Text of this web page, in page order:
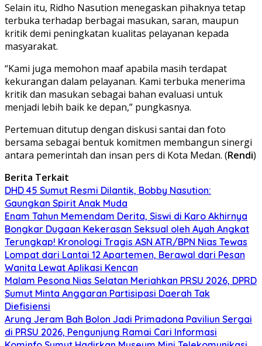
Selain itu, Ridho Nasution menegaskan pihaknya tetap
terbuka terhadap berbagai masukan, saran, maupun
kritik demi peningkatan kualitas pelayanan kepada
masyarakat.
“Kami juga memohon maaf apabila masih terdapat
kekurangan dalam pelayanan. Kami terbuka menerima
kritik dan masukan sebagai bahan evaluasi untuk
menjadi lebih baik ke depan,” pungkasnya.
Pertemuan ditutup dengan diskusi santai dan foto
bersama sebagai bentuk komitmen membangun sinergi
antara pemerintah dan insan pers di Kota Medan. (Rendi)
Berita Terkait
DHD 45 Sumut Resmi Dilantik, Bobby Nasution:
Gaungkan Spirit Anak Muda
Enam Tahun Memendam Derita, Siswi di Karo Akhirnya
Bongkar Dugaan Kekerasan Seksual oleh Ayah Angkat
Terungkap! Kronologi Tragis ASN ATR/BPN Nias Tewas
Lompat dari Lantai 12 Apartemen, Berawal dari Pesan
Wanita Lewat Aplikasi Kencan
Malam Pesona Nias Selatan Meriahkan PRSU 2026, DPRD
Sumut Minta Anggaran Partisipasi Daerah Tak
Diefisiensi
Arung Jeram Bah Bolon Jadi Primadona Paviliun Sergai
di PRSU 2026, Pengunjung Ramai Cari Informasi